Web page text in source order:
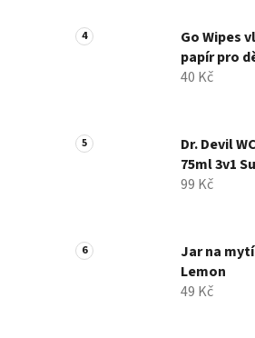
Go Wipes
papír pro
40 Kč
Dr. Devil
75ml 3v1
99 Kč
Jar na
Lemon
49 Kč